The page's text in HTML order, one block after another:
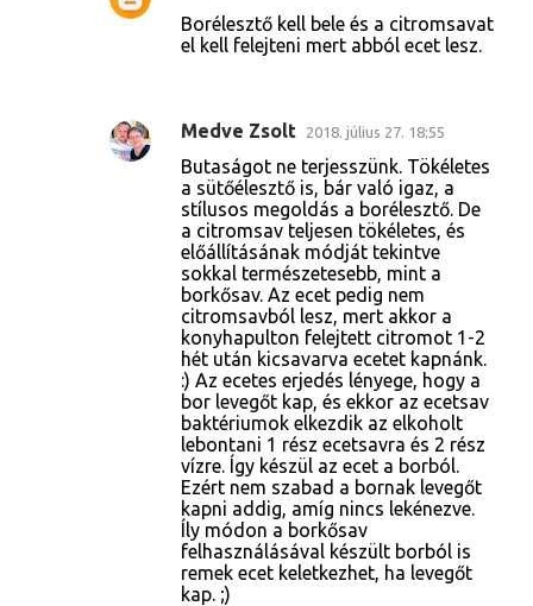
Borélesztő kell bele és a citromsavat
el kell felejteni mert abból ecet lesz.
Medve Zsolt 2018. július 27. 18:55
Butaságot ne terjesszünk. Tökéletes
a sütőélesztő is, bár való igaz, a
stílusos megoldás a borélesztő. De
a citromsav teljesen tökéletes, és
előállításának módját tekintve
sokkal természetesebb, mint a
borkősav. Az ecet pedig nem
citromsavból lesz, mert akkor a
konyhapulton felejtett citromot 1-2
hét után kicsavarva ecetet kapnánk.
:) Az ecetes erjedés lényege, hogy a
bor levegőt kap, és ekkor az ecetsav
baktériumok elkezdik az elkoholt
lebontani 1 rész ecetsavra és 2 rész
vízre. Így készül az ecet a borból.
Ezért nem szabad a bornak levegőt
kapni addig, amíg nincs lekénezve.
Íly módon a borkősav
felhasználásával készült borból is
remek ecet keletkezhet, ha levegőt
kap. ;)